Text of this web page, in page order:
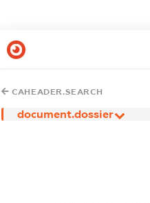
CAHEADER.SEARCH
document.dossier